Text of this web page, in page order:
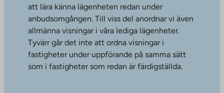
att lära känna lägenheten redan under
anbudsomgången. Till viss del anordnar vi även
allmänna visningar i våra lediga lägenheter.
Tyvärr går det inte att ordna visningar i
fastigheter under uppförande på samma sätt
som i fastigheter som redan är färdigställda.